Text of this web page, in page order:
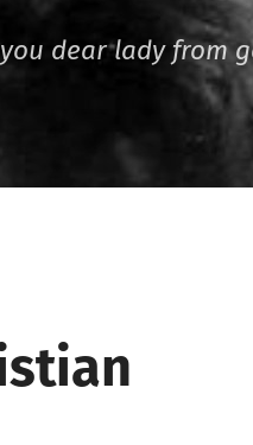
dear lady from